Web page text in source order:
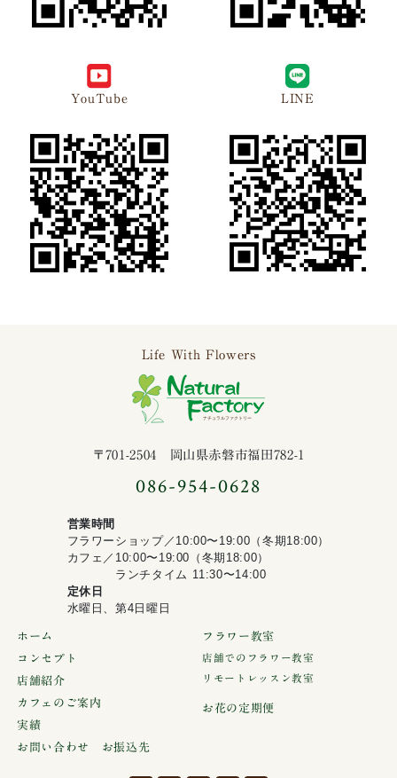
YouTube LINE
Life With Flowers
ナチュラルフ
〒701-2504 岡山県赤磐市福田782-1
086-954-0628
営業時間
フラワーショップ／10:00〜19:00（冬期18:00）
カフェ／10:00〜19:00（冬期18:00）
ランチタイム 11:30〜14:00
定休日
水曜日、第4日曜日
ホーム
コンセプト
店舗紹介
カフェのご案内
実績
お問い合わせ お振込先
フラワー教室
店舗でのフラワー教室
リモートレッスン教室
お花の定期便